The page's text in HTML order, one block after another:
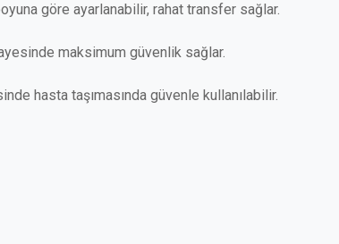
göre ayarlanabilir, rahat transfer sağlar.
maksimum güvenlik sağlar.
hasta taşımasında güvenle kullanılabilir.